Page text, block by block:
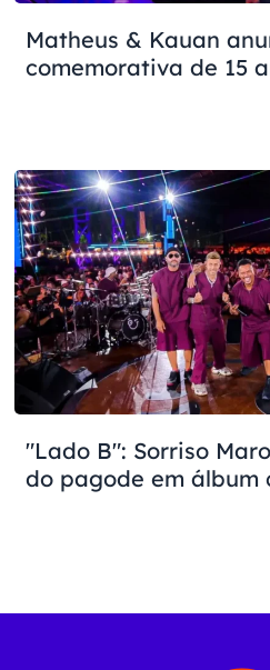
Matheus & Kauan
comemorativa de 15
"Lado B": Sorriso
do pagode em álbum